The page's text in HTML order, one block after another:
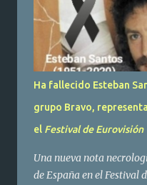
Ha fallecido Esteban
grupo Bravo,
el Festival de Eurovisión
Una nueva nota
de España en el Festival